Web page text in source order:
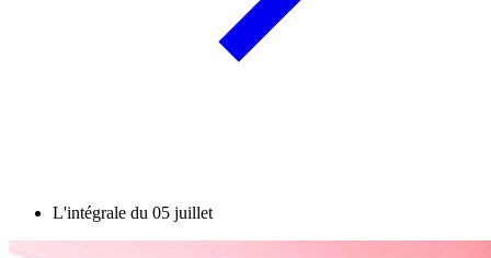
L'intégrale du 05 juillet